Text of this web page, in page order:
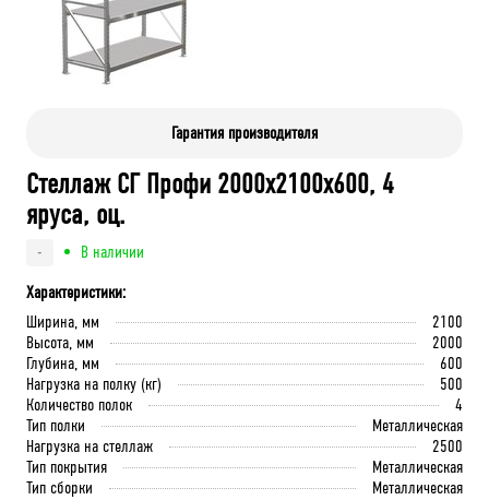
Гарантия производителя
Стеллаж СГ Профи 2000х2100х600, 4
яруса, оц.
-
В наличии
Характеристики:
Ширина, мм
2100
Высота, мм
2000
Глубина, мм
600
Нагрузка на полку (кг)
500
Количество полок
4
Тип полки
Металлическая
Нагрузка на стеллаж
2500
Тип покрытия
Металлическая
Тип сборки
Металлическая